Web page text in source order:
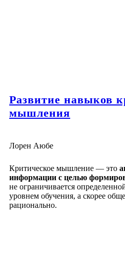
Развитие навыков
мышления
Лорен Аюбе
Критическое мышление — это
информации с целью
не ограничивается
уровнем обучения, а скорее
рационально.